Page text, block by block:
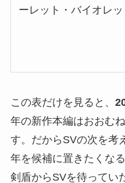
ーレット・バイオレッ
この表だけを見ると、
年の新作本編はおおむ
す。だからSVの次を考
年を候補に置きたくな
剣盾からSVを待ってい